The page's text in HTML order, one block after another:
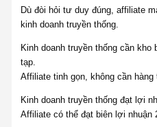
Dù đòi hỏi tư duy đúng, affiliate
kinh doanh truyền thống.
Kinh doanh truyền thống cần
tạp.
Affiliate tinh gọn, không cần hàng
Kinh doanh truyền thống đạt lợi
Affiliate có thể đạt biên lợi nhuận